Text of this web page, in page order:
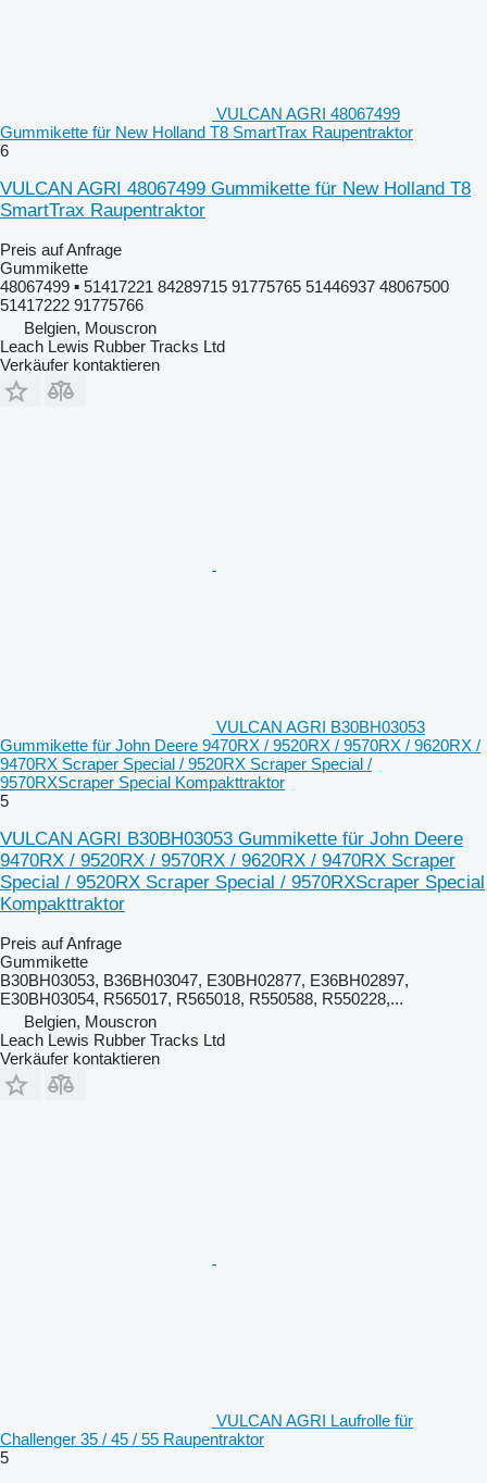
VULCAN AGRI 48067499
Gummikette für New Holland T8 SmartTrax Raupentraktor
6
VULCAN AGRI 48067499 Gummikette für New Holland T8
SmartTrax Raupentraktor
Preis auf Anfrage
Gummikette
48067499 ▪ 51417221 84289715 91775765 51446937 48067500
51417222 91775766
Belgien, Mouscron
Leach Lewis Rubber Tracks Ltd
Verkäufer kontaktieren
VULCAN AGRI B30BH03053
Gummikette für John Deere 9470RX / 9520RX / 9570RX / 9620RX /
9470RX Scraper Special / 9520RX Scraper Special /
9570RXScraper Special Kompakttraktor
5
VULCAN AGRI B30BH03053 Gummikette für John Deere
9470RX / 9520RX / 9570RX / 9620RX / 9470RX Scraper
Special / 9520RX Scraper Special / 9570RXScraper Special
Kompakttraktor
Preis auf Anfrage
Gummikette
B30BH03053, B36BH03047, E30BH02877, E36BH02897,
E30BH03054, R565017, R565018, R550588, R550228,...
Belgien, Mouscron
Leach Lewis Rubber Tracks Ltd
Verkäufer kontaktieren
VULCAN AGRI Laufrolle für
Challenger 35 / 45 / 55 Raupentraktor
5